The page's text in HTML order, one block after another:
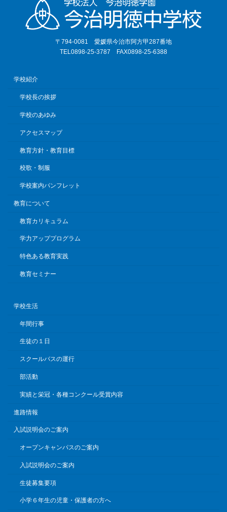
〒794-0081 愛媛県今治市阿方甲287番地
TEL0898-25-3787 FAX0898-25-6388
学校紹介
学校長の挨拶
学校のあゆみ
アクセスマップ
教育方針・教育目標
校歌・制服
学校案内パンフレット
教育について
教育カリキュラム
学力アッププログラム
特色ある教育実践
教育セミナー
学校生活
年間行事
生徒の１日
スクールバスの運行
部活動
実績と栄冠・各種コンクール受賞内容
進路情報
入試説明会のご案内
オープンキャンパスのご案内
入試説明会のご案内
生徒募集要項
小学６年生の児童・保護者の方へ